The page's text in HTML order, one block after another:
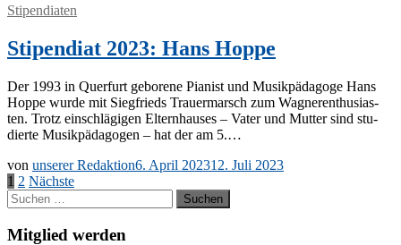
Stipendiaten
Stipendiat 2023: Hans Hoppe
Der 1993 in Quer­furt ge­bo­re­ne Pia­nist und Mu­sik­päd­ago­ge Hans
Hop­pe wur­de mit Sieg­frieds Trau­er­marsch zum Wag­ner­en­thu­si­as­
ten. Trotz ein­schlä­gi­gen El­tern­hau­ses – Va­ter und Mut­ter sind stu­
dier­te Mu­sik­päd­ago­gen – hat der am 5.…
von unserer Redaktion6. April 202312. Juli 2023
Seitennummerierung
der
Beiträge
1 2 Nächste
Suchen
nach:
Mitglied werden